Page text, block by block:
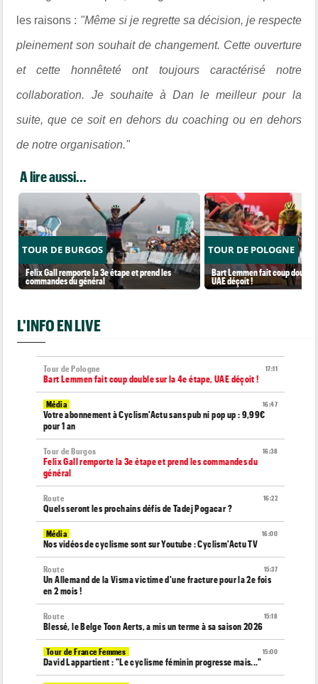
les raisons : "Même si je regrette sa décision, je respecte
pleinement son souhait de changement. Cette ouverture
et cette honnêteté ont toujours caractérisé notre
collaboration. Je souhaite à Dan le meilleur pour la
suite, que ce soit en dehors du coaching ou en dehors
de notre organisation."
A lire aussi...
TOUR DE BURGOS
Felix Gall remporte la 3e étape et prend les
commandes du général
TOUR DE POLOGNE
Bart Lemmen fait coup double
UAE déçoit !
L'INFO EN LIVE
17:11
Tour de Pologne
Bart Lemmen fait coup double sur la 4e étape, UAE déçoit !
16:47
Média
Votre abonnement à Cyclism'Actu sans pub ni pop up : 9,99€
pour 1 an
16:38
Tour de Burgos
Felix Gall remporte la 3e étape et prend les commandes du
général
16:22
Route
Quels seront les prochains défis de Tadej Pogacar ?
16:00
Média
Nos vidéos de cyclisme sont sur Youtube : Cyclism'Actu TV
15:37
Route
Un Allemand de la Visma victime d'une fracture pour la 2e fois
en 2 mois !
15:18
Route
Blessé, le Belge Toon Aerts, a mis un terme à sa saison 2026
15:00
Tour de France Femmes
David Lappartient : "Le cyclisme féminin progresse mais..."